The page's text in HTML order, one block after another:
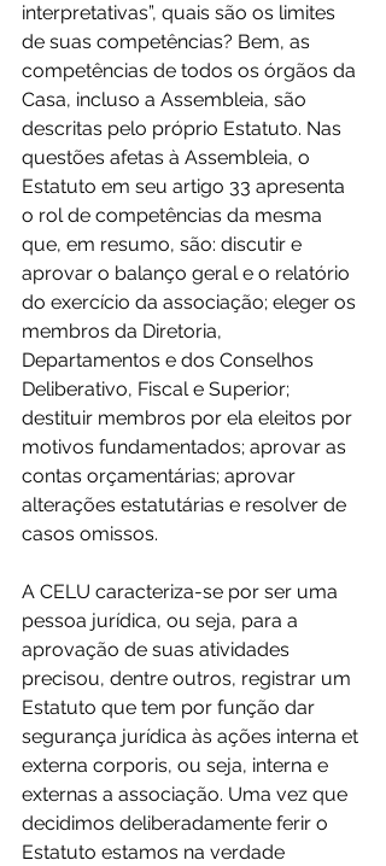
interpretativas”, quais são os limites
de suas competências? Bem, as
competências de todos os órgãos da
Casa, incluso a Assembleia, são
descritas pelo próprio Estatuto. Nas
questões afetas à Assembleia, o
Estatuto em seu artigo 33 apresenta
o rol de competências da mesma
que, em resumo, são: discutir e
aprovar o balanço geral e o relatório
do exercício da associação; eleger os
membros da Diretoria,
Departamentos e dos Conselhos
Deliberativo, Fiscal e Superior;
destituir membros por ela eleitos por
motivos fundamentados; aprovar as
contas orçamentárias; aprovar
alterações estatutárias e resolver de
casos omissos.
A CELU caracteriza-se por ser uma
pessoa jurídica, ou seja, para a
aprovação de suas atividades
precisou, dentre outros, registrar um
Estatuto que tem por função dar
segurança jurídica às ações interna et
externa corporis, ou seja, interna e
externas a associação. Uma vez que
decidimos deliberadamente ferir o
Estatuto estamos na verdade